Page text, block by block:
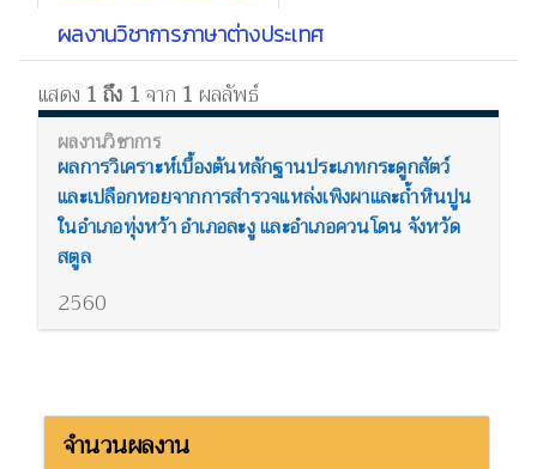
ผลงานวิชาการภาษาต่างประเทศ
แสดง 1 ถึง 1จาก 1 ผลลัพธ์
ผลการวิเคราะห์เบื้องต้นหลักฐานประเภทกระดูกสัตว์
และเปลือกหอยจากการสำรวจแหล่งเพิงผาและถ้ำหินปูน
ในอำเภอทุ่งหว้า อำเภอละงู และอำเภอควนโดน จังหวัด
สตูล
2560
จำนวนผลงาน